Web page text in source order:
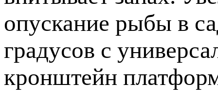
опускание рыбы в
градусов с
кронштейн